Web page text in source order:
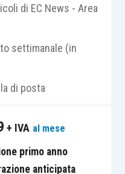
applicate anche alle
articolo 1, comma 741,
a proprietà indivisa
assegnatari
di EC News - Area
settimanale (in
di posta
+ IVA al mese
primo anno
anticipata